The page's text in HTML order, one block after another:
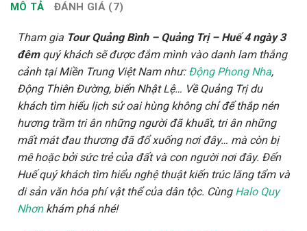
MÔ TẢ ĐÁNH GIÁ (7)
Tham gia Tour Quảng Bình – Quảng Trị – Huế 4 ngày 3
đêmquý khách sẽ được đắm mình vào danh lam thắng
cảnh tại Miền Trung Việt Nam như: Động Phong Nha,
Động Thiên Đường, biển Nhật Lệ… Về Quảng Trị du
khách tìm hiểu lịch sử oai hùng không chỉ để thắp nén
hương trầm tri ân những người đã khuất, tri ân những
mất mát đau thương đã đổ xuống nơi đây… mà còn bị
mê hoặc bởi sức trẻ của đất và con người nơi đây. Đến
Huế quý khách tìm hiểu nghệ thuật kiến trúc lăng tẩm và
di sản văn hóa phí vật thể của dân tộc. Cùng Halo Quy
Nhơnkhám phá nhé!